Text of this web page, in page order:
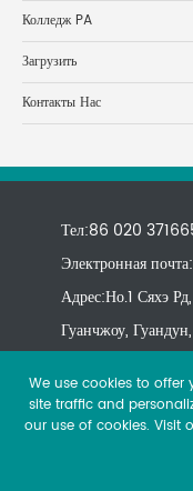
Колледж PA
Загрузить
Контакты Нас
Тел:86 020
Электронная почта:
Адрес:Но.1 Сяхэ
Гуанчжоу,
We use cookies to offer
site traffic and
our use of cookies. Visit